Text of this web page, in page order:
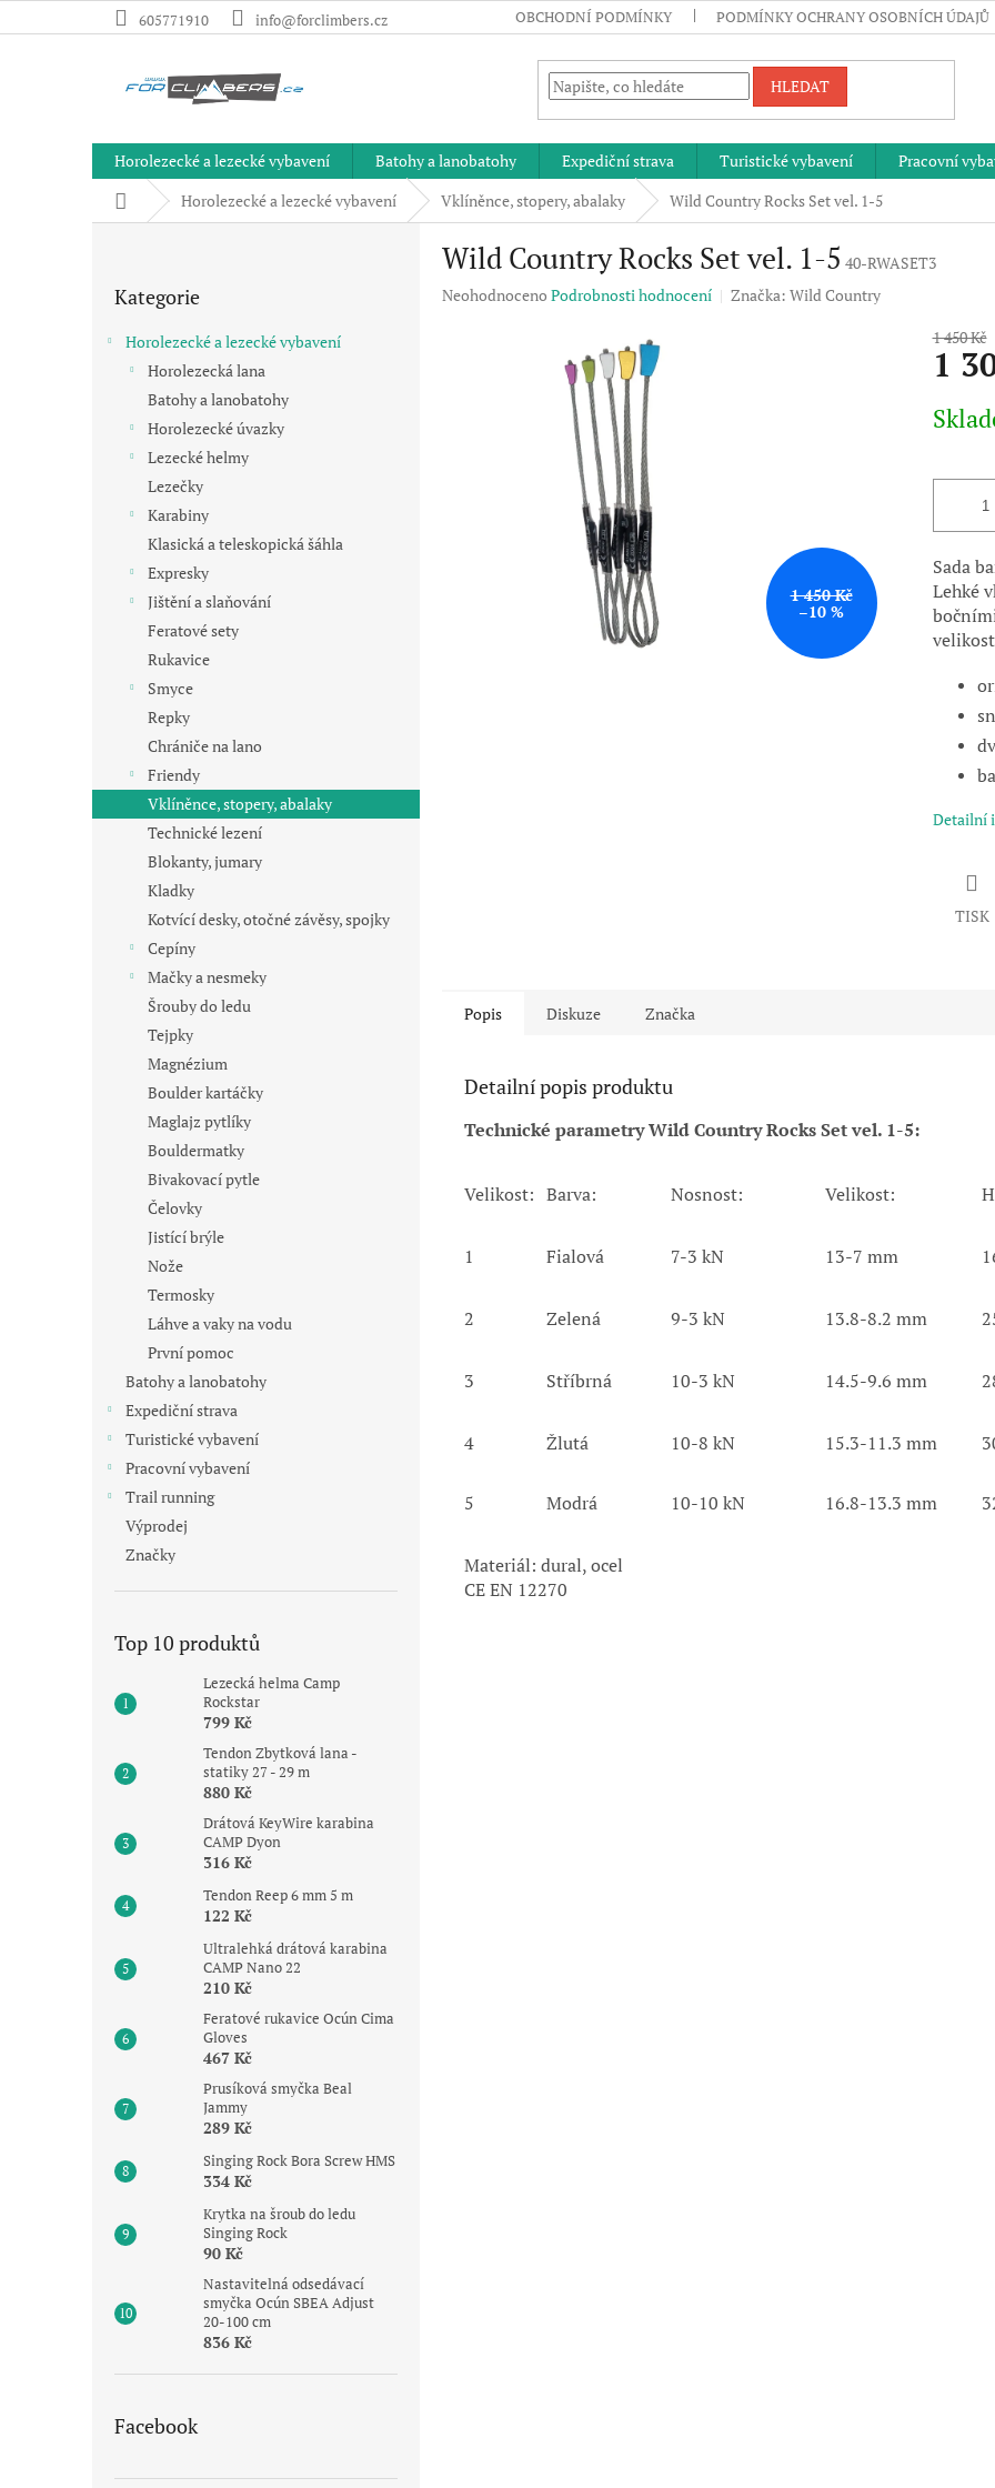
na
605771910 info@forclimbers.cz OBCHODNÍ PODMÍNKY PODMÍNKY OCHRANY OSOBNÍCH ÚDAJŮ
HLEDAT
Horolezecké a lezecké vybavení Batohy a lanobatohy Expediční strava Turistické vybavení
Pracovní
Domů Horolezecké a lezecké vybavení Vklíněnce, stopery, abalaky Wild Country Rocks Set vel. 1-5
kategorie
Kategorie
Horolezecké a lezecké vybavení
Horolezecká lana
Batohy a lanobatohy
Horolezecké úvazky
Lezecké helmy
Lezečky
Karabiny
Klasická a teleskopická šáhla
Expresky
Jištění a slaňování
Feratové sety
Rukavice
Smyce
Repky
Chrániče na lano
Friendy
Vklíněnce, stopery, abalaky
Technické lezení
Blokanty, jumary
Kladky
Kotvící desky, otočné závěsy, spojky
Cepíny
Mačky a nesmeky
Šrouby do ledu
Tejpky
Magnézium
Boulder kartáčky
Maglajz pytlíky
Bouldermatky
Bivakovací pytle
Čelovky
Jistící brýle
Nože
Termosky
Láhve a vaky na vodu
První pomoc
Batohy a lanobatohy
Expediční strava
Turistické vybavení
Pracovní vybavení
Trail running
Výprodej
Značky
Top 10 produktů
Lezecká helma Camp
Rockstar
799 Kč
Tendon Zbytková lana -
statiky 27 - 29 m
880 Kč
Drátová KeyWire karabina
CAMP Dyon
316 Kč
Tendon Reep 6 mm 5 m
122 Kč
Ultralehká drátová karabina
CAMP Nano 22
210 Kč
Feratové rukavice Ocún Cima
Gloves
467 Kč
Prusíková smyčka Beal
Jammy
289 Kč
Singing Rock Bora Screw HMS
334 Kč
Krytka na šroub do ledu
Singing Rock
90 Kč
Nastavitelná odsedávací
smyčka Ocún SBEA Adjust
20-100 cm
836 Kč
Facebook
Wild Country Rocks Set vel. 1-5 40-RWASET3
Průměrné
Neohodnoceno Podrobnosti hodnocení Značka: Wild Country
1 450 Kč
–10 %
1 450 Kč
1
cena:
Sada
Lehké
Detailní
TISK
Popis Diskuze Značka
Detailní popis produktu
Technické parametry Wild Country Rocks Set vel. 1-5:
Velikost: Barva: Nosnost: Velikost:
1 Fialová 7-3 kN 13-7 mm
2 Zelená 9-3 kN 13.8-8.2 mm
3 Stříbrná 10-3 kN 14.5-9.6 mm
4 Žlutá 10-8 kN 15.3-11.3 mm
5 Modrá 10-10 kN 16.8-13.3 mm
Materiál: dural, ocel
CE EN 12270